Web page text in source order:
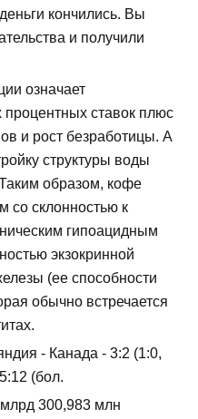
кончились. Вы
и получили
означает
процентных ставок плюс
и рост безработицы. А
структуры воды
образом, кофе
со склонностью к
гипоацидным
экзокринной
(ее способности
обычно встречается
- Канада - 3:2 (1:0,
(бол.
300,983 млн